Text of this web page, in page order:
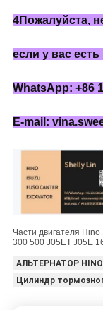
4Пожалуйста,
если у вас
WhatsApp: +86
E-mail:
Части двигателя
300 500 J05ET J05E
АЛЬТЕРНАТОР HINO
Цилиндр